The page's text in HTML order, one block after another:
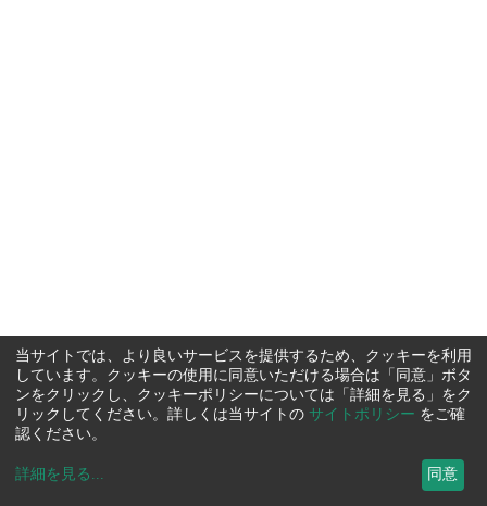
当サイトでは、より良いサービスを提供するため、クッキーを利用
しています。クッキーの使用に同意いただける場合は「同意」ボタ
ンをクリックし、クッキーポリシーについては「詳細を見る」をク
リックしてください。詳しくは当サイトの サイトポリシー をご確
認ください。
詳細を見る ... 同意